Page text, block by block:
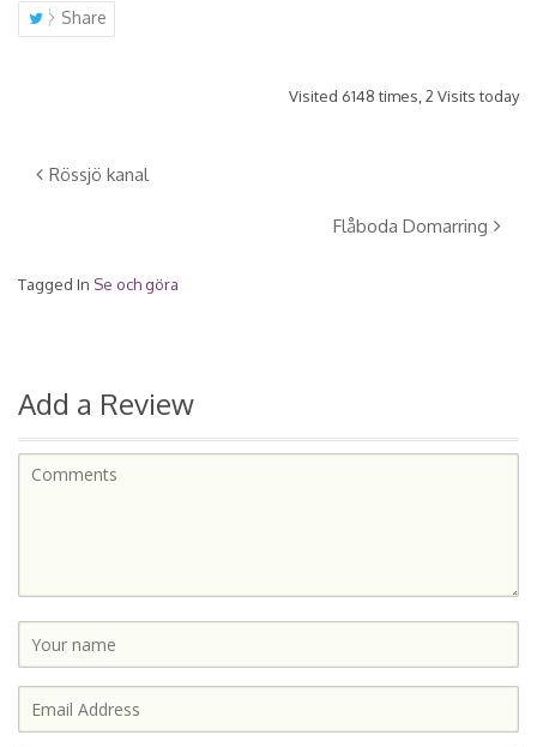
Share
Visited 6148 times, 2 Visits today
Rössjö kanal
Flåboda Domarring
Tagged In Se och göra
Add a Review